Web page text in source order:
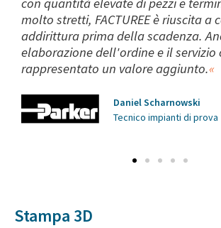
molto stretti, FACTUREE è riuscita a
addirittura prima della scadenza.
elaborazione dell'ordine e il servizio
rappresentato un valore aggiunto.
Daniel Scharnowski
Tecnico impianti di prova
Stampa 3D